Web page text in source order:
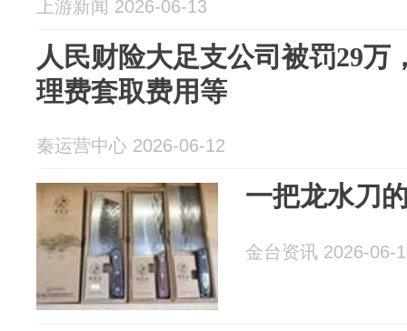
上游新闻 2026-06-13
人民财险大足支公司被罚29万
理费套取费用等
秦运营中心 2026-06-12
一把龙水刀
金台资讯 2026-06-